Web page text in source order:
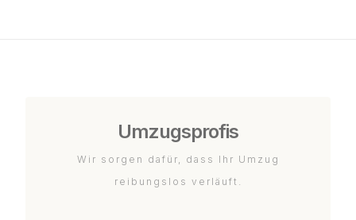
Umzugsprofis
Wir sorgen dafür, dass Ihr Umzug
reibungslos verläuft.